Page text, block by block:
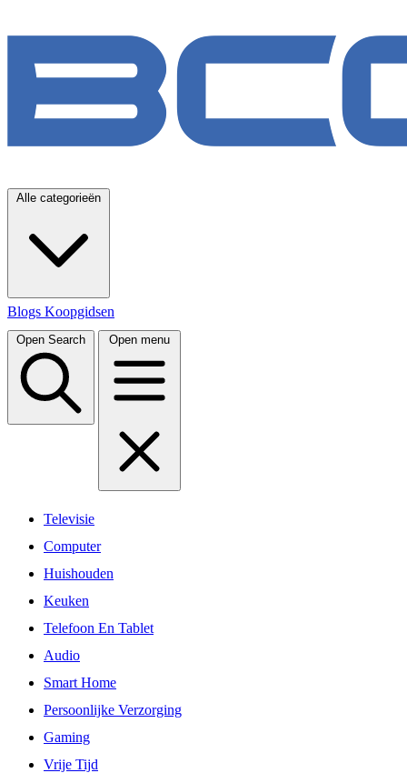
Alle categorieën
Blogs Koopgidsen
Open Search Open menu
Televisie
Computer
Huishouden
Keuken
Telefoon En Tablet
Audio
Smart Home
Persoonlijke Verzorging
Gaming
Vrije Tijd